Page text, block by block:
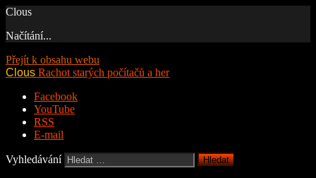
Clous
Načítání...
Přejít k obsahu webu
Clous Rachot starých počítačů a her
Facebook
YouTube
RSS
E-mail
Vyhledávání